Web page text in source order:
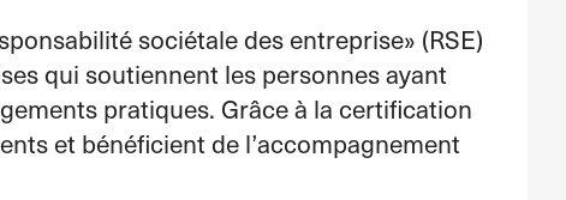
sociétale des entreprise» (RSE)
qui soutiennent les personnes ayant
pratiques. Grâce à la certification
et bénéficient de l’accompagnement